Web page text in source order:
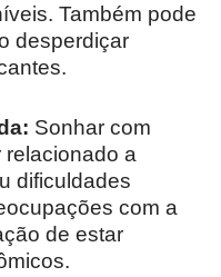
Também pode
desperdiçar
Sonhar com
relacionado a
dificuldades
com a
de estar